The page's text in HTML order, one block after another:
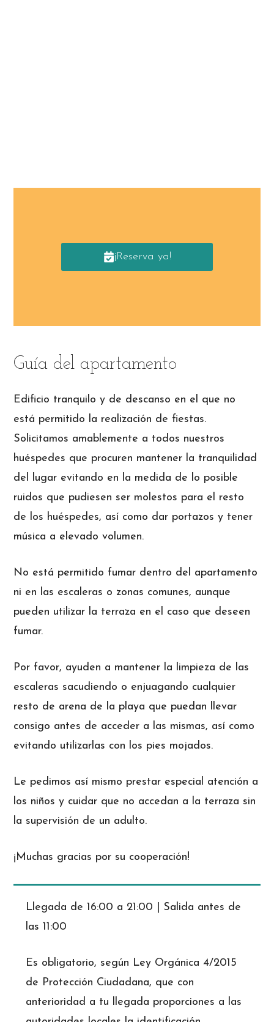
¡Reserva ya!
Guía del apartamento
Edificio tranquilo y de descanso en el que no
está permitido la realización de fiestas.
Solicitamos amablemente a todos nuestros
huéspedes que procuren mantener la tranquilidad
del lugar evitando en la medida de lo posible
ruidos que pudiesen ser molestos para el resto
de los huéspedes, así como dar portazos y tener
música a elevado volumen.
No está permitido fumar dentro del apartamento
ni en las escaleras o zonas comunes, aunque
pueden utilizar la terraza en el caso que deseen
fumar.
Por favor, ayuden a mantener la limpieza de las
escaleras sacudiendo o enjuagando cualquier
resto de arena de la playa que puedan llevar
consigo antes de acceder a las mismas, así como
evitando utilizarlas con los pies mojados.
Le pedimos así mismo prestar especial atención a
los niños y cuidar que no accedan a la terraza sin
la supervisión de un adulto.
¡Muchas gracias por su cooperación!
Llegada de 16:00 a 21:00 | Salida antes de
las 11:00
Es obligatorio, según Ley Orgánica 4/2015
de Protección Ciudadana, que con
anterioridad a tu llegada proporciones a las